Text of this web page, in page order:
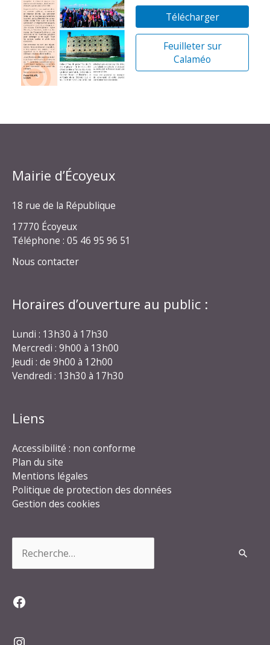
Télécharger
Feuilleter sur
Calaméo
Mairie d’Écoyeux
18 rue de la République
17770 Écoyeux
Téléphone : 05 46 95 96 51
Nous contacter
Horaires d’ouverture au public :
Lundi : 13h30 à 17h30
Mercredi : 9h00 à 13h00
Jeudi : de 9h00 à 12h00
Vendredi : 13h30 à 17h30
Liens
Accessibilité : non conforme
Plan du site
Mentions légales
Politique de protection des données
Gestion des cookies
Facebook